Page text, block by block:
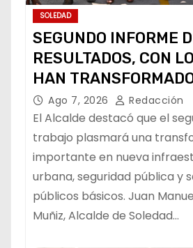
SOLEDAD
SEGUNDO INFORME
RESULTADOS, CON
HAN
DE LOS
MANUEL NAVARRO
Ago 7, 2026 Redacción
El Alcalde destacó que el
trabajo plasmará una
importante en nueva
urbana, seguridad pública y
públicos básicos. Juan
Muñiz, Alcalde de Soledad…